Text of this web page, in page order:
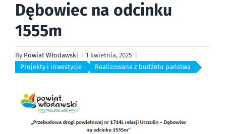
Dębowiec na odcinku
1555m
By Powiat Włodawski 1 kwietnia, 2025
Projekty i inwestycje
Realizowane z budżetu państwa